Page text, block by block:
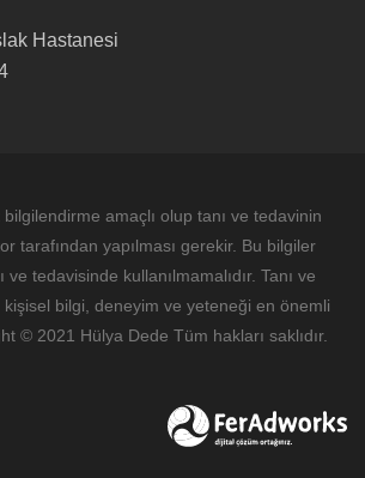
Hastanesi
amaçlı olup tanı ve tedavinin
tarafından yapılması gerekir. Bu bilgiler
ve tedavisinde kullanılmamalıdır. Tanı ve
bilgi, deneyim ve yeteneği en önemli
© 2021 Hülya Dede Tüm hakları saklıdır.